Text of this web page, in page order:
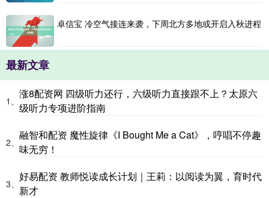
卓信宝 冷空气接连来袭，下周北方多地或开启入秋进程
最新文章
1、
涨8配资网 四级听力还行，六级听力直接跟不上？太原六
级听力专项进阶指南
2、
融智和配资 魔性旋律《I Bought Me a Cat》，哼唱不停趣
味无穷！
3、
好易配资 教师悦读成长计划｜王莉：以阅读为翼，育时代
新才